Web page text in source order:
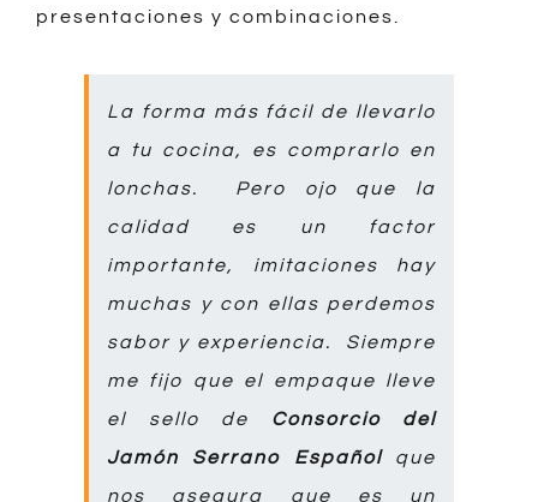
presentaciones y combinaciones.
La forma más fácil de llevarlo
a tu cocina, es comprarlo en
lonchas.
Pero ojo que la
calidad es un factor
importante, imitaciones hay
muchas y con ellas perdemos
sabor y experiencia.
Siempre
me fijo que el empaque lleve
el sello de Consorcio del
Jamón Serrano Españolque
nos asegura que es un